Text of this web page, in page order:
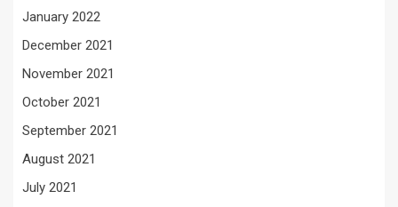
January 2022
December 2021
November 2021
October 2021
September 2021
August 2021
July 2021